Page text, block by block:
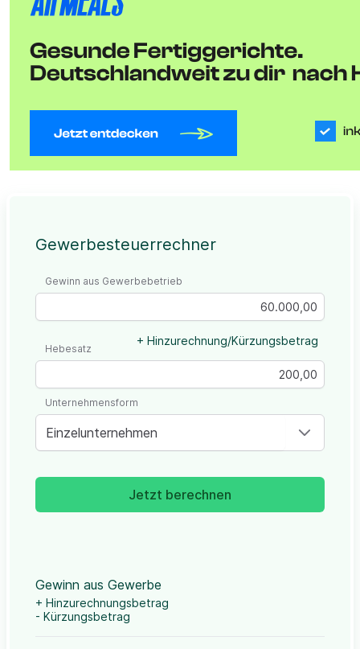
Gewerbesteuerrechner
Gewinn aus Gewerbebetrieb
+ Hinzurechnung/Kürzungsbetrag
Hebesatz
Einzelunternehmen
Unternehmensform
Jetzt berechnen
Gewinn aus Gewerbe
+ Hinzurechnungsbetrag
- Kürzungsbetrag